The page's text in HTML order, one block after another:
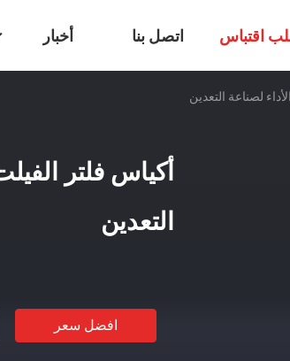
أخبار اتصل بنا اقتباس
لصناعة التعدين
أكياس فلتر
التعدين
افضل سعر